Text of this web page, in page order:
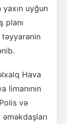
uyğun
planı
Hava
limanının
və